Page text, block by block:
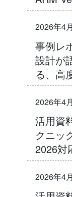
2026年4
事例レ
設計が
る、高
2026年4
活用資
クニッ
2026対
2026年4